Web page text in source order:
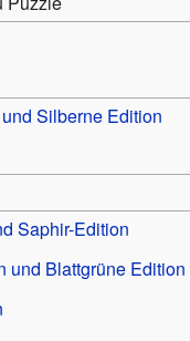
Silberne Edition
Saphir-Edition
und Blattgrüne Edition